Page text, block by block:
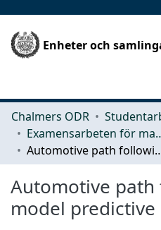
Enheter och
Chalmers ODR
Automotive path
Automotive
model